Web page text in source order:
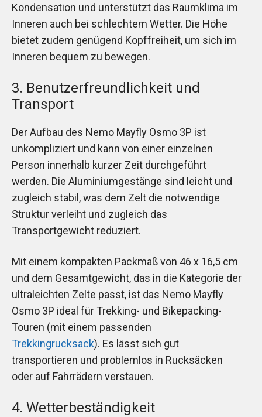
Kondensation und unterstützt das Raumklima im
Inneren auch bei schlechtem Wetter. Die Höhe
bietet zudem genügend Kopffreiheit, um sich im
Inneren bequem zu bewegen.
3. Benutzerfreundlichkeit und
Transport
Der Aufbau des Nemo Mayfly Osmo 3P ist
unkompliziert und kann von einer einzelnen
Person innerhalb kurzer Zeit durchgeführt
werden. Die Aluminiumgestänge sind leicht und
zugleich stabil, was dem Zelt die notwendige
Struktur verleiht und zugleich das
Transportgewicht reduziert.
Mit einem kompakten Packmaß von 46 x 16,5 cm
und dem Gesamtgewicht, das in die Kategorie der
ultraleichten Zelte passt, ist das Nemo Mayfly
Osmo 3P ideal für Trekking- und Bikepacking-
Touren (mit einem passenden
Trekkingrucksack). Es lässt sich gut
transportieren und problemlos in Rucksäcken
oder auf Fahrrädern verstauen.
4. Wetterbeständigkeit